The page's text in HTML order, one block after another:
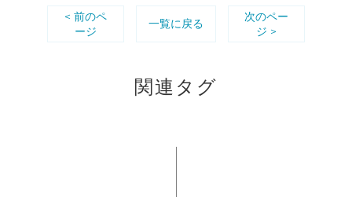
< 前のペ
ージ
一覧に戻る
次のペー
ジ >
関連タグ